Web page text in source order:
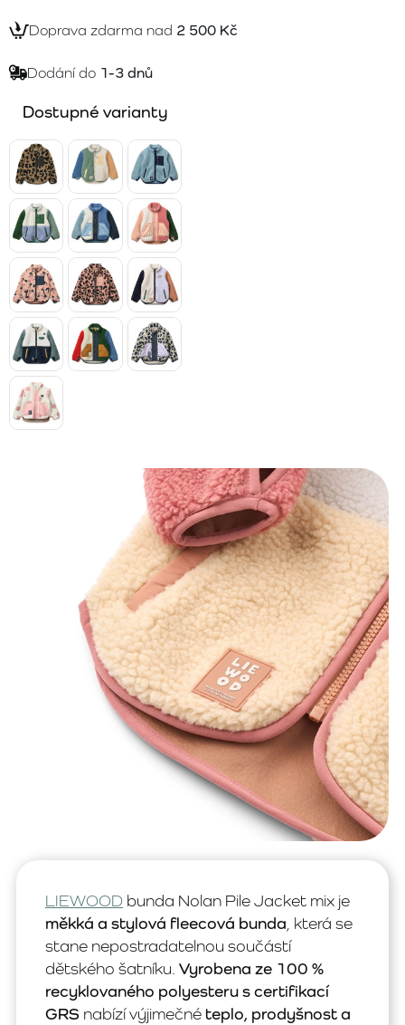
Doprava zdarma nad 2 500 Kč
Dodání do 1-3 dnů
Dostupné varianty
LIEWOOD bunda Nolan Pile Jacket mix je
měkká a stylová fleecová bunda , která se
stane nepostradatelnou součástí
dětského šatníku. Vyrobena ze 100 %
recyklovaného polyesteru s certifikací
GRS nabízí výjimečnéteplo, prodyšnost a